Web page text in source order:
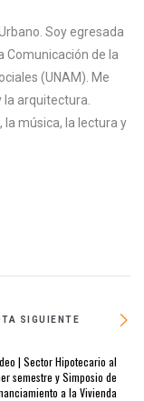
Soy egresada
Comunicación de la
(UNAM). Me
arquitectura.
música, la lectura y
SIGUIENTE
| Sector Hipotecario al
semestre y Simposio de
a la Vivienda